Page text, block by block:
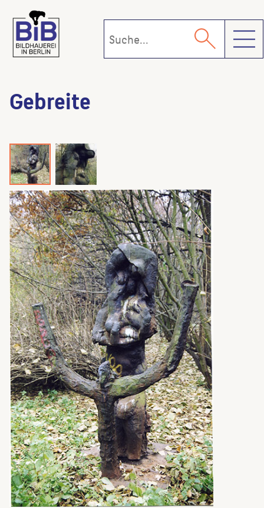
Gebreite